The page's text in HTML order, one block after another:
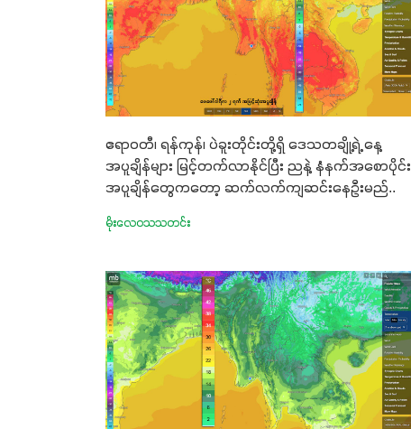
ဧရာဝတီ၊ ရန်ကုန်၊ ပဲခူးတိုင်းတို့ရှိ ဒေသတချို့ရဲ့ နေ့
အပူချိန်များ မြင့်တက်လာနိုင်ပြီး ညနဲ့ နံနက်အစောပိုင်း
အပူချိန်တွေကတော့ ဆက်လက်ကျဆင်းနေဦးမည်..
မိုးလေဝသသတင်း